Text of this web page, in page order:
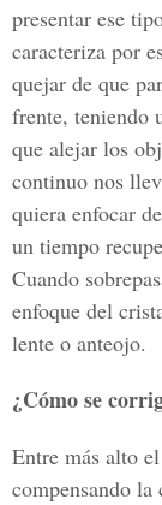
presentar ese
caracteriza por
quejar de que
frente, teniendo
que alejar los
continuo nos
quiera enfocar
un tiempo
Cuando
enfoque del
lente o anteojo.
¿Cómo se
Entre más alto
compensando la